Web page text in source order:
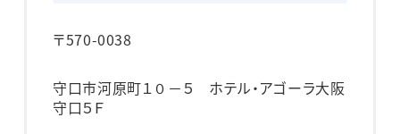
〒570-0038
守口市河原町１０－５ ホテル・アゴーラ大阪
守口５Ｆ